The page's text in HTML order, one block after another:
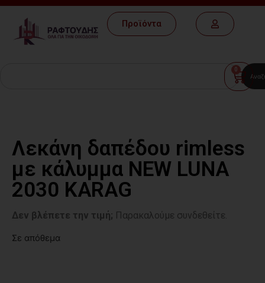
Προϊόντα
0
Λεκάνη δαπέδου rimless
με κάλυμμα NEW LUNA
2030 KARAG
Δεν βλέπετε την τιμή; Παρακαλούμε συνδεθείτε.
Σε απόθεμα